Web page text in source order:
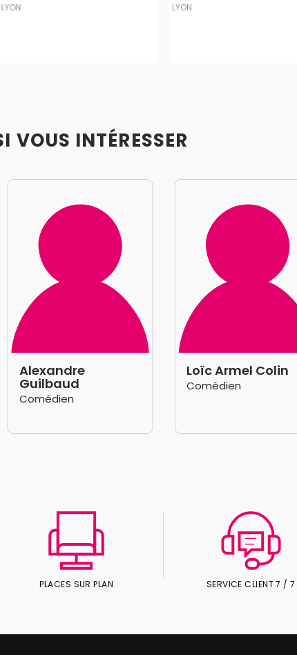
LYON
LYON
VOUS INTÉRESSER
Alexandre
Guilbaud
Comédien
Loïc Armel Colin
Comédien
PLACES SUR PLAN SERVICE CLIENT 7 / 7